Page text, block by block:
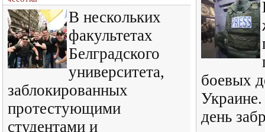
В нескольких
факультетах
Белградского
университета,
заблокированных
протестующими
студентами и
боевых
день